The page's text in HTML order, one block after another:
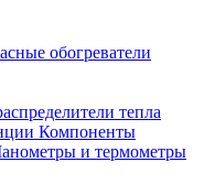
обогреватели
тепла
Компоненты
и термометры